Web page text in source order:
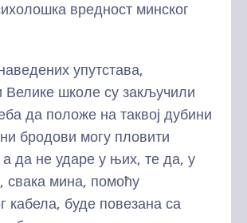
вредност минског
упутстава,
Велике школе су закључили
да положе на таквој дубини
бродови могу пловити
да не ударе у њих, те да, у
свака мина, помоћу
кабела, буде повезана са